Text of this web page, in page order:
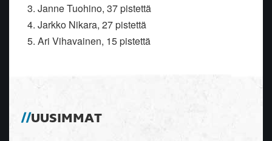
3. Janne Tuohino, 37 pistettä
4. Jarkko Nikara, 27 pistettä
5. Ari Vihavainen, 15 pistettä
UUSIMMAT